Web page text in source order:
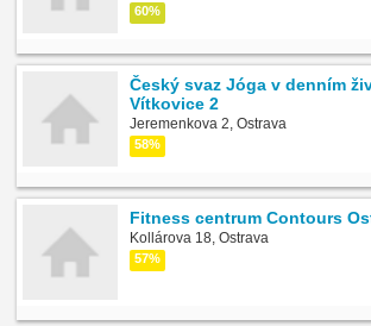
60%
Český svaz Jóga v denním
Vítkovice 2
Jeremenkova 2, Ostrava
58%
Fitness centrum Contours
Kollárova 18, Ostrava
57%